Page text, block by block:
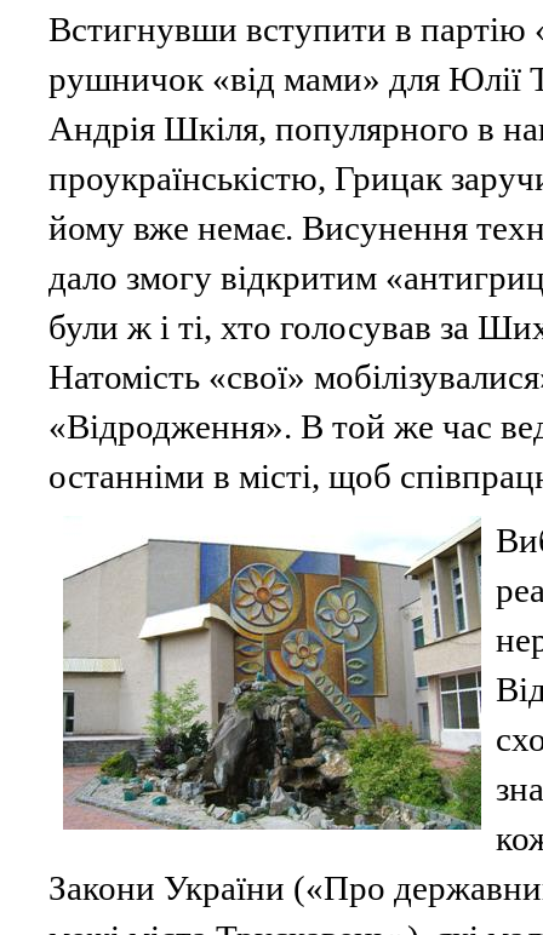
Встигнувши вступити в партію
рушничок «від мами» для Юлії
Андрія Шкіля, популярного в
проукраїнськістю, Грицак
йому вже немає. Висунення
дало змогу відкритим
були ж і ті, хто голосував за
Натомість «свої»
«Відродження». В той же час
останніми в місті, щоб
Закони України («Про